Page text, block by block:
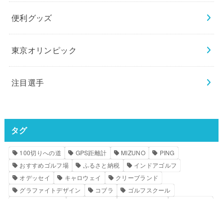
便利グッズ
東京オリンピック
注目選手
タグ
100切りへの道 GPS距離計 MIZUNO
PING
おすすめゴルフ場
ふるさと納税
インドアゴルフ
オデッセイ
キャロウェイ
クリーブランド
グラファイトデザイン
コブラ
ゴルフスクール